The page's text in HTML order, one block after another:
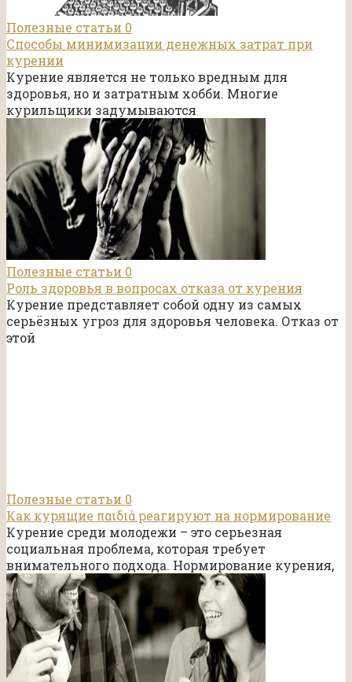
Полезные статьи 0
Способы минимизации денежных затрат при
курении
Курение является не только вредным для
здоровья, но и затратным хобби. Многие
курильщики задумываются
Полезные статьи 0
Роль здоровья в вопросах отказа от курения
Курение представляет собой одну из самых
серьёзных угроз для здоровья человека. Отказ от
этой
Полезные статьи 0
Как курящие παιδιά реагируют на нормирование
Курение среди молодежи – это серьезная
социальная проблема, которая требует
внимательного подхода. Нормирование курения,